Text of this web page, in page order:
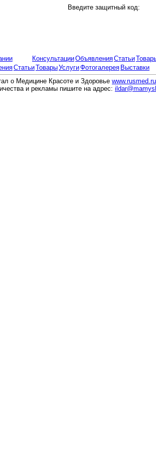
Введите защитный код:
КонсультацииОбъявленияСтатьи
СтатьиТоварыУслугиФотогалерея Выставки
о Медицине Красоте и Здоровье www.rusmed.ru
и рекламы пишите на адрес: